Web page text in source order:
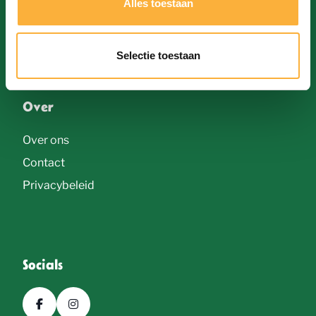
e
Alles toestaan
Selectie toestaan
Galerij
Over
Over ons
Contact
Privacybeleid
Socials